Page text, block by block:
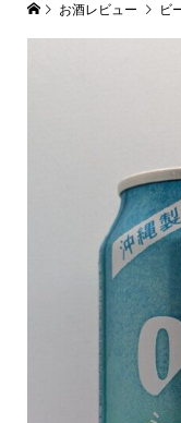
お酒レビュー ビ